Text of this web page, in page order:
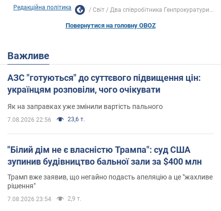
Редакційна політика Світ Два співробітника Генпрокуратури...
Повернутися на головну OBOZ
Важливе
АЗС "готуються" до суттєвого підвищення цін:
українцям розповіли, чого очікувати
Як на заправках уже змінили вартість пального
7.08.2026 22:56 23,6 т.
"Білий дім не є власністю Трампа": суд США
зупинив будівництво бальної зали за $400 млн
Трамп вже заявив, що негайно подасть апеляцію а це "жахливе
рішення"
7.08.2026 23:54 2,9 т.